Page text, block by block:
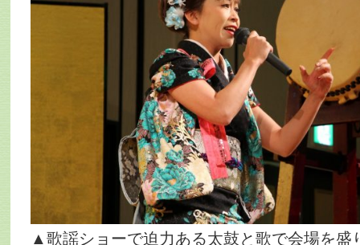
▲歌謡ショーで迫力ある太鼓と歌で会場を盛